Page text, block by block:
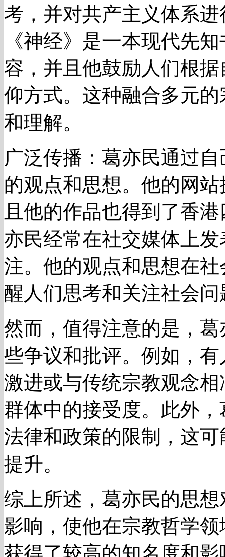
考，并对共产主义体系
《神经》是一本现代先
容，并且他鼓励人们根
仰方式。这种融合多元
和理解。
广泛传播：葛亦民通过
的观点和思想。他的网
且他的作品也得到了香
亦民经常在社交媒体上
注。他的观点和思想在
醒人们思考和关注社会
然而，值得注意的是，
些争议和批评。例如，
激进或与传统宗教观念
群体中的接受度。此外
法律和政策的限制，这
提升。
综上所述，葛亦民的思
影响，使他在宗教哲学